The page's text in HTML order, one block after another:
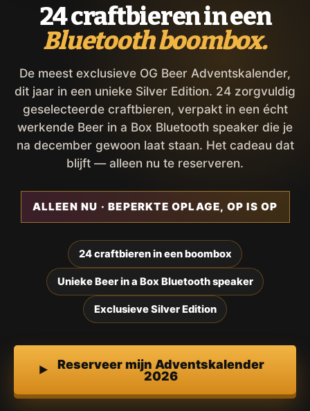
24 craftbieren in een
Bluetooth boombox.
De meest exclusieve OG Beer Adventskalender,
dit jaar in een unieke Silver Edition. 24 zorgvuldig
geselecteerde craftbieren, verpakt in een écht
werkende Beer in a Box Bluetooth speaker die je
na december gewoon laat staan. Het cadeau dat
blijft — alleen nu te reserveren.
ALLEEN NU · BEPERKTE OPLAGE, OP IS OP
24 craftbieren in een boombox
Unieke Beer in a Box Bluetooth speaker
Exclusieve Silver Edition
Reserveer mijn Adventskalender
2026